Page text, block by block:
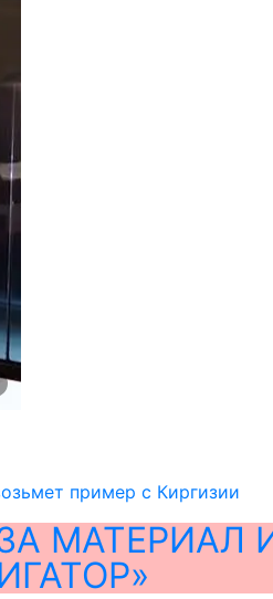
пример с Киргизии
МАТЕРИАЛ